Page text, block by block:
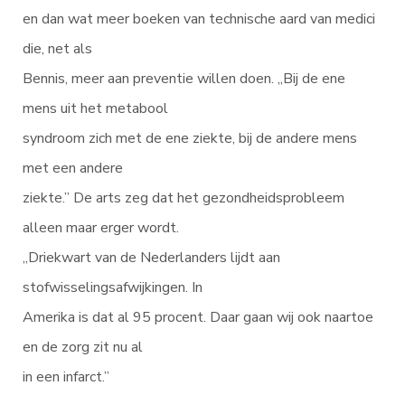
en dan wat meer boeken van technische aard van medici
die, net als
Bennis, meer aan preventie willen doen. „Bij de ene
mens uit het metabool
syndroom zich met de ene ziekte, bij de andere mens
met een andere
ziekte.” De arts zeg dat het gezondheidsprobleem
alleen maar erger wordt.
„Driekwart van de Nederlanders lijdt aan
stofwisselingsafwijkingen. In
Amerika is dat al 95 procent. Daar gaan wij ook naartoe
en de zorg zit nu al
in een infarct.”